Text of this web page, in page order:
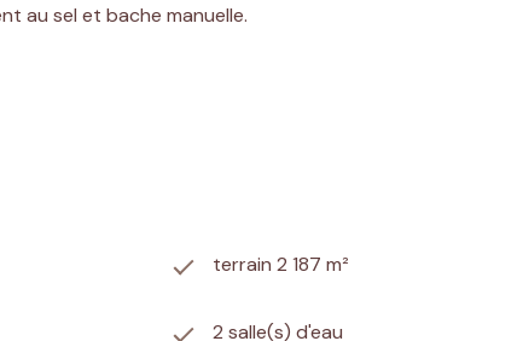
au sel et bache manuelle.
terrain 2 187 m²
2 salle(s) d'eau